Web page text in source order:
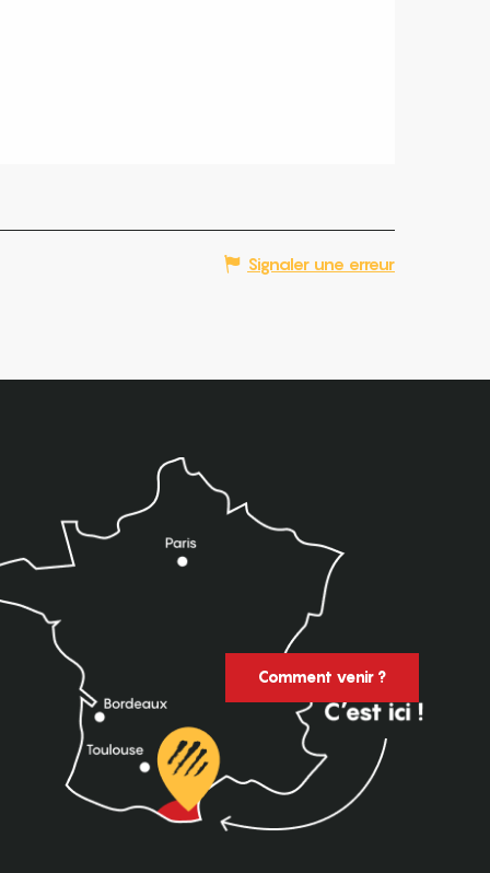
Signaler une erreur
Comment venir ?